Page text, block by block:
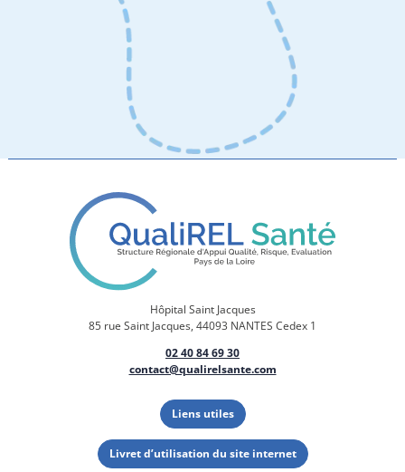
Hôpital Saint Jacques
85 rue Saint Jacques, 44093 NANTES Cedex 1
02 40 84 69 30
contact@qualirelsante.com
Liens utiles
Livret d’utilisation du site internet